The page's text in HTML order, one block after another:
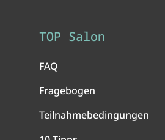
TOP Salon
FAQ
Fragebogen
Teilnahmebedingungen